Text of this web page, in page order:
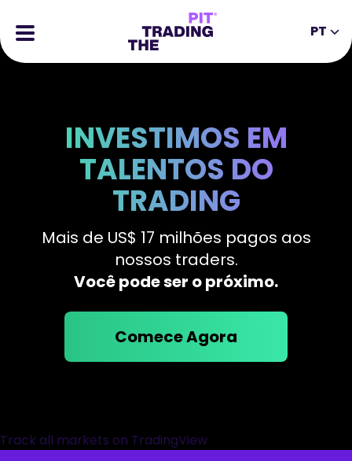
Histórias de Sucesso
Ferramentas
FERRAMENTAS EDUCATIVAS
Blogue
FERRAMENTAS DE NEGOCIAÇÃO
Portal de Afiliados
PT
DE
JA
TR
VI
INVESTIMOS EM
TALENTOS DO
TRADING
Mais de US$ 17 milhões pagos aos
nossos traders.
Você pode ser o próximo.
Comece Agora
Track all markets on TradingView